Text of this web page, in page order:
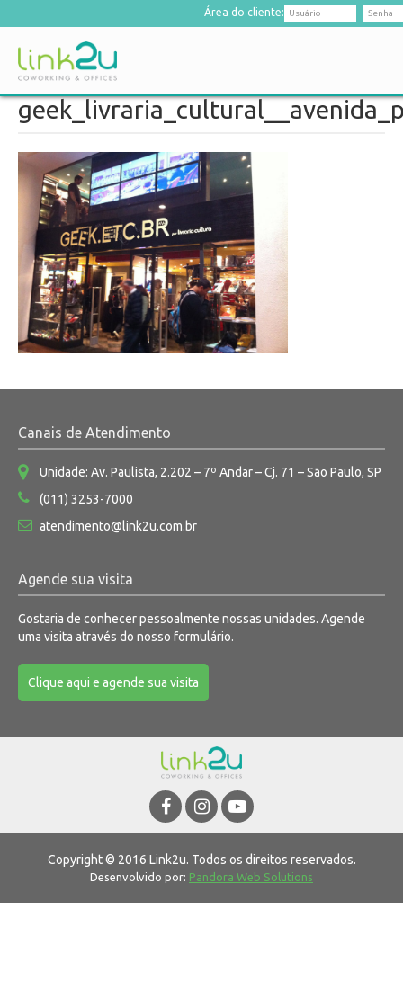
Área do cliente:
Canais de Atendimento
Unidade: Av. Paulista, 2.202 – 7º Andar – Cj. 71 – São Paulo, SP
(011) 3253-7000
atendimento@link2u.com.br
Agende sua visita
Gostaria de conhecer pessoalmente nossas unidades. Agende
uma visita através do nosso formulário.
Clique aqui e agende sua visita
Copyright © 2016 Link2u. Todos os direitos reservados.
Desenvolvido por: Pandora Web Solutions